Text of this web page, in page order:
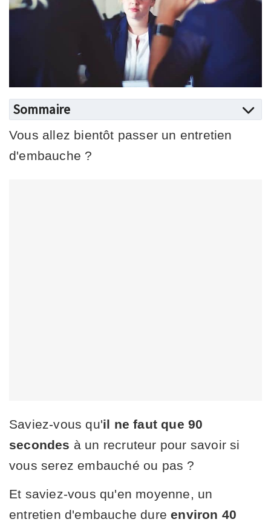
Sommaire
Vous allez bientôt passer un entretien
d'embauche ?
Saviez-vous qu'il ne faut que 90
secondes à un recruteur pour savoir si
vous serez embauché ou pas ?
Et saviez-vous qu'en moyenne, un
entretien d'embauche dureenviron 40